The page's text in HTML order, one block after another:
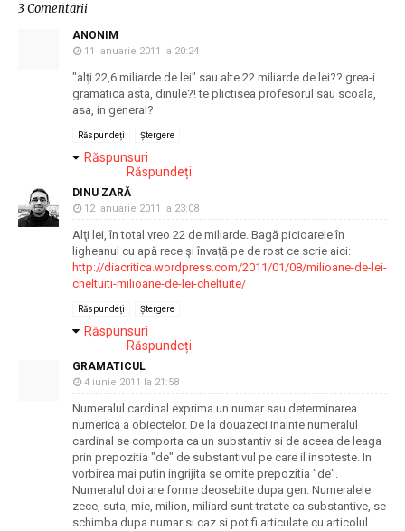
3 Comentarii
ANONIM
11 ianuarie 2011 la 20:24
"alţi 22,6 miliarde de lei" sau alte 22 miliarde de lei?? grea-i
gramatica asta, dinule?! te plictisea profesorul sau scoala,
asa, in general?
Răspundeți Ștergere
Răspunsuri
Răspundeți
DINU ZARĂ
12 ianuarie 2011 la 23:08
Alţi lei, în total vreo 22 de miliarde. Bagă picioarele în
ligheanul cu apă rece şi învaţă pe de rost ce scrie aici:
http://diacritica.wordpress.com/2011/01/08/milioane-de-lei-
cheltuiti-milioane-de-lei-cheltuite/
Răspundeți Ștergere
Răspunsuri
Răspundeți
GRAMATICUL
4 iunie 2011 la 21:58
Numeralul cardinal exprima un numar sau determinarea
numerica a obiectelor. De la douazeci inainte numeralul
cardinal se comporta ca un substantiv si de aceea de leaga
prin prepozitia "de" de substantivul pe care il insoteste. In
vorbirea mai putin ingrijita se omite prepozitia "de".
Numeralul doi are forme deosebite dupa gen. Numeralele
zece, suta, mie, milion, miliard sunt tratate ca substantive, se
schimba dupa numar si caz si pot fi articulate cu articolul